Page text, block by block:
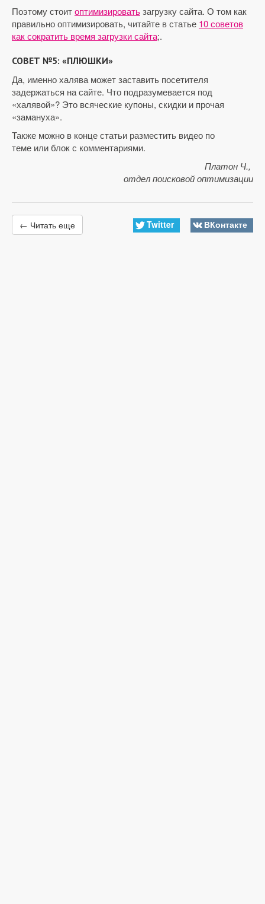
Поэтому стоитоптимизироватьзагрузку сайта. О том как
правильно оптимизировать, читайте в статье 10 советов
как сократить время загрузки сайта;.
СОВЕТ №5: «ПЛЮШКИ»
Да, именно халява может заставить посетителя
задержаться на сайте. Что подразумевается под
«халявой»? Это всяческие купоны, скидки и прочая
«замануха».
Также можно в конце статьи разместить видео по
теме или блок с комментариями.
Платон Ч.,
отдел поисковой оптимизации
← Читать еще Twitter ВКонтакте